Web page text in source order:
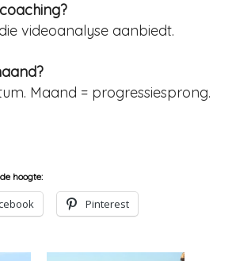
videoanalyse aanbiedt.
Maand = progressiesprong.
hoogte:
Pinterest